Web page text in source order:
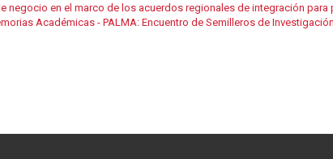
negocio en el marco de los acuerdos regionales de integración
Académicas - PALMA: Encuentro de Semilleros de